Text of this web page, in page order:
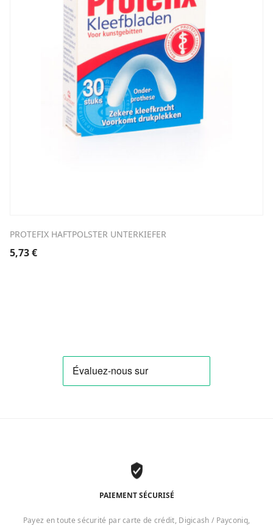
PROTEFIX HAFTPOLSTER UNTERKIEFER
5,73€
PAIEMENT SÉCURISÉ
Payez en toute sécurité par carte de crédit, Digicash / Payconiq,